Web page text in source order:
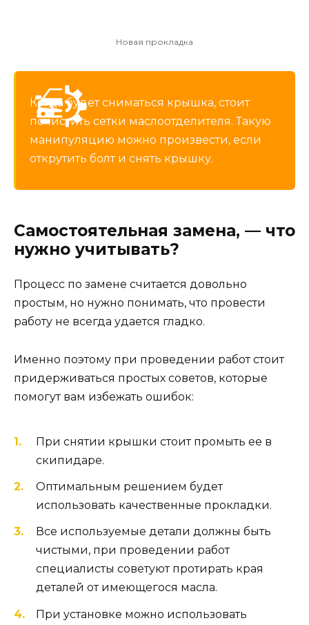
Новая прокладка
Когда будет сниматься крышка, стоит
почистить сетки маслоотделителя. Такую
манипуляцию можно произвести, если
открутить болт и снять крышку.
Самостоятельная замена, — что
нужно учитывать?
Процесс по замене считается довольно
простым, но нужно понимать, что провести
работу не всегда удается гладко.
Именно поэтому при проведении работ стоит
придерживаться простых советов, которые
помогут вам избежать ошибок:
При снятии крышки стоит промыть ее в
скипидаре.
Оптимальным решением будет
использовать качественные прокладки.
Все используемые детали должны быть
чистыми, при проведении работ
специалисты советуют протирать края
деталей от имеющегося масла.
При установке можно использовать